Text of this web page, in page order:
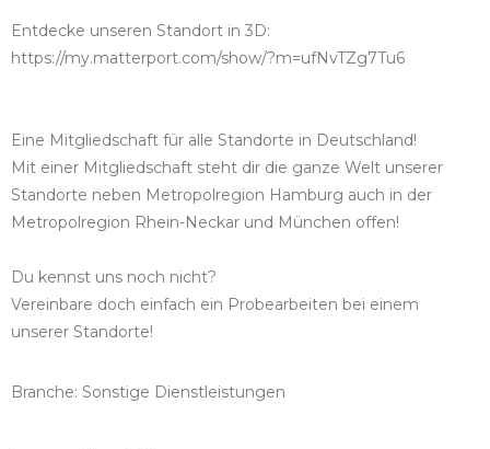
Entdecke unseren Standort in 3D:
https://my.matterport.com/show/?m=ufNvTZg7Tu6
Eine Mitgliedschaft für alle Standorte in Deutschland!
Mit einer Mitgliedschaft steht dir die ganze Welt unserer
Standorte neben Metropolregion Hamburg auch in der
Metropolregion Rhein-Neckar und München offen!
Du kennst uns noch nicht?
Vereinbare doch einfach ein Probearbeiten bei einem
unserer Standorte!
Branche: Sonstige Dienstleistungen